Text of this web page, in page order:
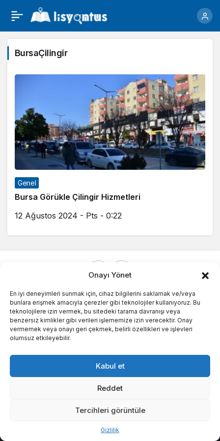
Onayı Yönet
En iyi deneyimleri sunmak için, cihaz bilgilerini saklamak ve/veya
bunlara erişmek amacıyla çerezler gibi teknolojiler kullanıyoruz. Bu
teknolojilere izin vermek, bu sitedeki tarama davranışı veya
benzersiz kimlikler gibi verileri işlememize izin verecektir. Onay
vermemek veya onayı geri çekmek, belirli özellikleri ve işlevleri
olumsuz etkileyebilir.
Kabul et
Reddet
Tercihleri görüntüle
Gizlilik
BursaÇilingir
Genel
Bursa Görükle Çilingir Hizmetleri
12 Ağustos 2024 - Pts - 0:22
© Telif Hakkı 2026, Tüm Hakları Saklıdır.